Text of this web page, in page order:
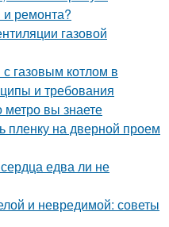
ремонта?
газовой
газовым котлом в
и требования
вы знаете
пленку на дверной проем
едва ли не
и невредимой: советы